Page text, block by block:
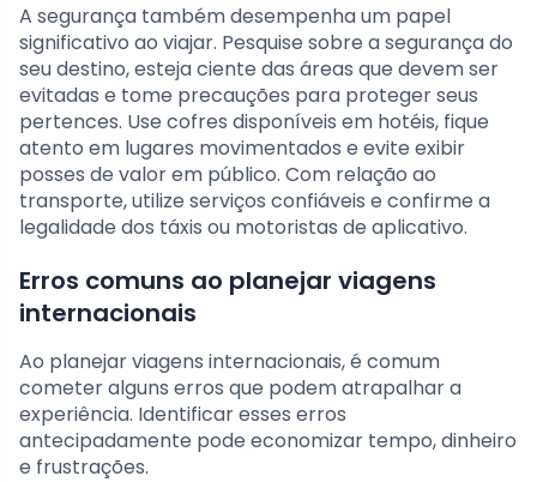
A segurança também desempenha um papel
significativo ao viajar. Pesquise sobre a segurança do
seu destino, esteja ciente das áreas que devem ser
evitadas e tome precauções para proteger seus
pertences. Use cofres disponíveis em hotéis, fique
atento em lugares movimentados e evite exibir
posses de valor em público. Com relação ao
transporte, utilize serviços confiáveis e confirme a
legalidade dos táxis ou motoristas de aplicativo.
Erros comuns ao planejar viagens
internacionais
Ao planejar viagens internacionais, é comum
cometer alguns erros que podem atrapalhar a
experiência. Identificar esses erros
antecipadamente pode economizar tempo, dinheiro
e frustrações.